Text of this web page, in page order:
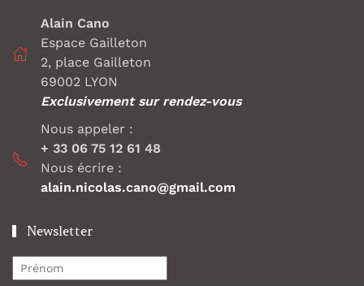
Alain Cano
Espace Gailleton
2, place Gailleton
69002 LYON
Exclusivement sur rendez-vous
Nous appeler :
+ 33 06 75 12 61 48
Nous écrire :
alain.nicolas.cano@gmail.com
Newsletter